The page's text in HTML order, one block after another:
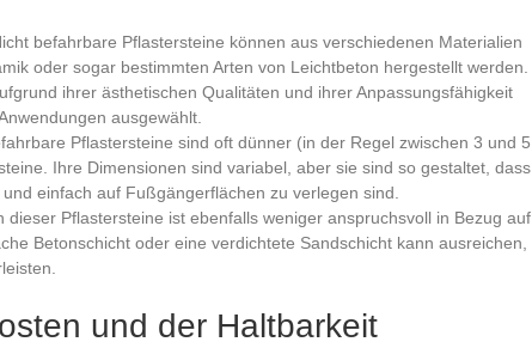
befahrbare Pflastersteine können aus verschiedenen Materialien
oder sogar bestimmten Arten von Leichtbeton hergestellt werden.
ihrer ästhetischen Qualitäten und ihrer Anpassungsfähigkeit
ausgewählt.
Pflastersteine sind oft dünner (in der Regel zwischen 3 und 5
Ihre Dimensionen sind variabel, aber sie sind so gestaltet, dass
einfach auf Fußgängerflächen zu verlegen sind.
dieser Pflastersteine ist ebenfalls weniger anspruchsvoll in Bezug auf
Betonschicht oder eine verdichtete Sandschicht kann ausreichen,
und der Haltbarkeit